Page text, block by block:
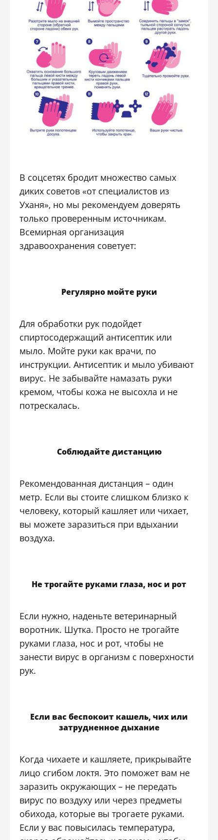
В соцсетях бродит множество самых
диких советов «от специалистов из
Уханя», но мы рекомендуем доверять
только проверенным источникам.
Всемирная организация
здравоохранения советует:
Регулярно мойте руки
Для обработки рук подойдет
спиртосодержащий антисептик или
мыло. Мойте руки как врачи, по
инструкции. Антисептик и мыло убивают
вирус. Не забывайте намазать руки
кремом, чтобы кожа не высохла и не
потрескалась.
Соблюдайте дистанцию
Рекомендованная дистанция – один
метр. Если вы стоите слишком близко к
человеку, который кашляет или чихает,
вы можете заразиться при вдыхании
воздуха.
Не трогайте руками глаза, нос и рот
Если нужно, наденьте ветеринарный
воротник. Шутка. Просто не трогайте
руками глаза, нос и рот, чтобы не
занести вирус в организм с поверхности
рук.
Если вас беспокоит кашель, чих или
затрудненное дыхание
Когда чихаете и кашляете, прикрывайте
лицо сгибом локтя. Это поможет вам не
заразить окружающих – не передать
вирус по воздуху или через предметы
обихода, которые вы трогаете руками.
Если у вас повысилась температура,